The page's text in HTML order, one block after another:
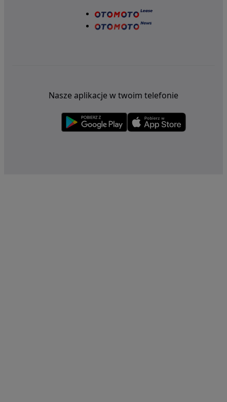
Nasze aplikacje w twoim telefonie